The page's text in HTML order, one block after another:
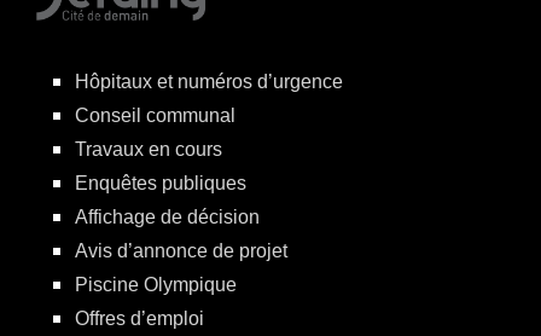
Hôpitaux et numéros d’urgence
Conseil communal
Travaux en cours
Enquêtes publiques
Affichage de décision
Avis d’annonce de projet
Piscine Olympique
Offres d’emploi